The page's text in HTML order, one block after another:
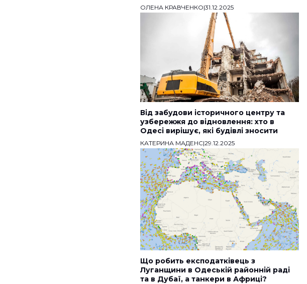
ОЛЕНА КРАВЧЕНКО|31.12.2025
Від забудови історичного центру та
узбережжя до відновлення: хто в
Одесі вирішує, які будівлі зносити
КАТЕРИНА МАДЕНС|29.12.2025
Що робить експодатківець з
Луганщини в Одеській районній раді
та в Дубаї, а танкери в Африці?